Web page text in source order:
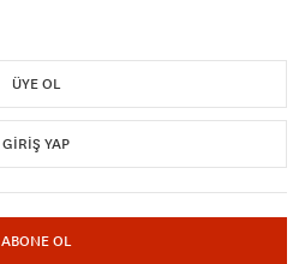
ÜYE OL
GIRIŞ YAP
ABONE OL